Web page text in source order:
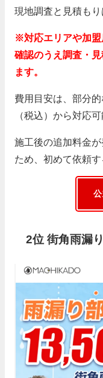
現地調査と見積もり
※対応エリアや加盟
確認のうえ調査・
ます。
費用目安は、部分
（税込）から対応可
施工後の追加料金
ため、初めて依頼
2位 街角雨漏